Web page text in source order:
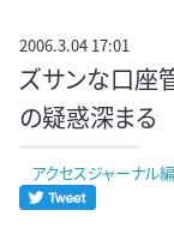
2006.3.04 17:01
ズサンな口座
の疑惑深まる
アクセスジャーナル